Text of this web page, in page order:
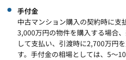
手付金
中古マンション購入の契約時に支
3,000万円の物件を購入する場合
して支払い、引渡時に2,700万円
す。手付金の相場としては、5～